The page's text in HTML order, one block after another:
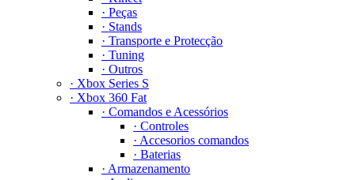
· Peças
· Stands
· Transporte e Protecção
· Tuning
· Outros
· Xbox Series S
· Xbox 360 Fat
· Comandos e Acessórios
· Controles
· Accesorios comandos
· Baterias
· Armazenamento